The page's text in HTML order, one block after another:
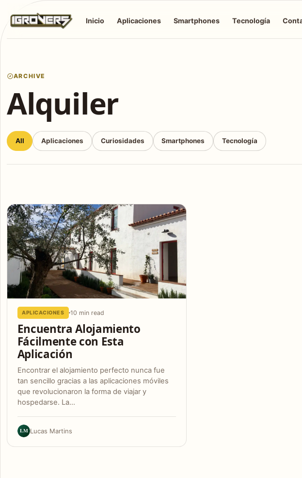
Inicio Aplicaciones Smartphones Tecnología
ARCHIVE
Alquiler
All Aplicaciones Curiosidades Smartphones Tecnología
Articles
APLICACIONES 10 min read
Encuentra Alojamiento
Fácilmente con Esta
Aplicación
Encontrar el alojamiento perfecto nunca fue
tan sencillo gracias a las aplicaciones móviles
que revolucionaron la forma de viajar y
hospedarse. La…
LM Lucas Martins